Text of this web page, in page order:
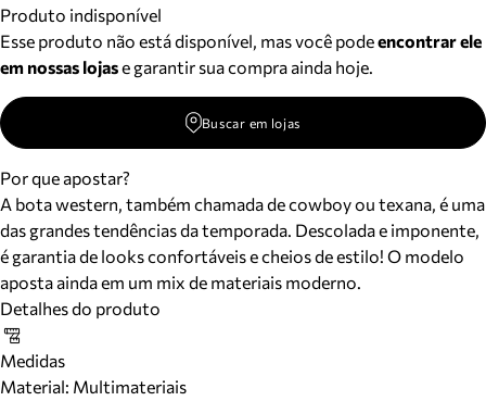
Produto indisponível
Esse produto não está disponível, mas você podeencontrar ele
em nossas lojase garantir sua compra ainda hoje.
Buscar em lojas
Por que apostar?
A bota western, também chamada de cowboy ou texana, é uma
das grandes tendências da temporada. Descolada e imponente,
é garantia de looks confortáveis e cheios de estilo! O modelo
aposta ainda em um mix de materiais moderno.
Detalhes do produto
Medidas
Material: Multimateriais